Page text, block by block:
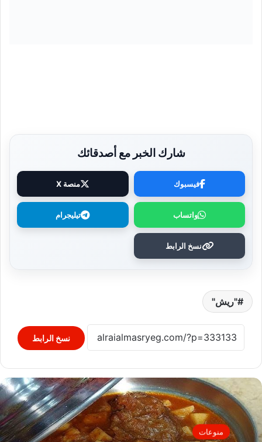
شارك الخبر مع أصدقائك
فيسبوك منصة X
واتساب تيليجرام
نسخ الرابط
"ريش"
نسخ الرابط
منوعات